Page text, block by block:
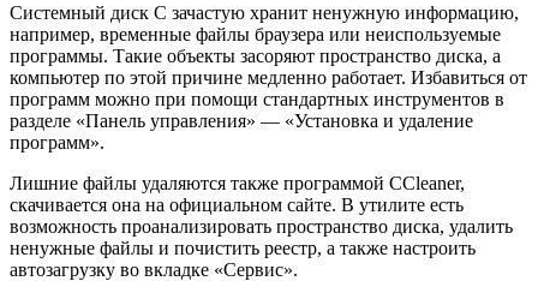
Системный диск С зачастую хранит ненужную информацию,
например, временные файлы браузера или неиспользуемые
программы. Такие объекты засоряют пространство диска, а
компьютер по этой причине медленно работает. Избавиться от
программ можно при помощи стандартных инструментов в
разделе «Панель управления» — «Установка и удаление
программ».
Лишние файлы удаляются также программой CCleaner,
скачивается она на официальном сайте. В утилите есть
возможность проанализировать пространство диска, удалить
ненужные файлы и почистить реестр, а также настроить
автозагрузку во вкладке «Сервис».